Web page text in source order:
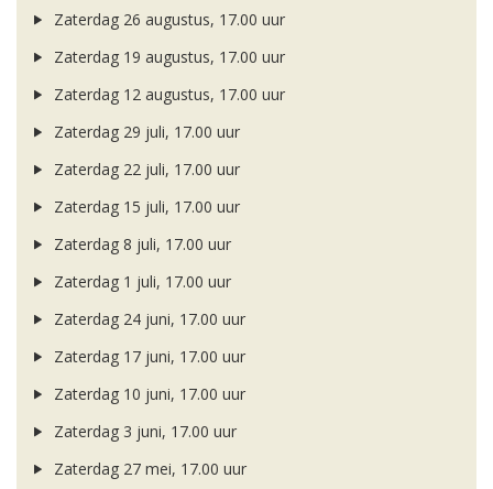
Zaterdag 26 augustus, 17.00 uur
Zaterdag 19 augustus, 17.00 uur
Zaterdag 12 augustus, 17.00 uur
Zaterdag 29 juli, 17.00 uur
Zaterdag 22 juli, 17.00 uur
Zaterdag 15 juli, 17.00 uur
Zaterdag 8 juli, 17.00 uur
Zaterdag 1 juli, 17.00 uur
Zaterdag 24 juni, 17.00 uur
Zaterdag 17 juni, 17.00 uur
Zaterdag 10 juni, 17.00 uur
Zaterdag 3 juni, 17.00 uur
Zaterdag 27 mei, 17.00 uur